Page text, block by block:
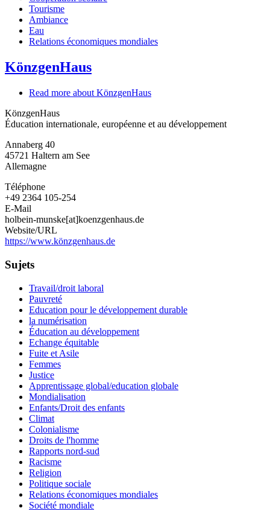
Tourisme
Ambiance
Eau
Relations économiques mondiales
KönzgenHaus
Read more about KönzgenHaus
KönzgenHaus
Éducation internationale, européenne et au développement
Annaberg 40
45721 Haltern am See
Allemagne
Téléphone
+49 2364 105-254
E-Mail
holbein-munske[at]koenzgenhaus.de
Website/URL
https://www.könzgenhaus.de
Sujets
Travail/droit laboral
Pauvreté
Education pour le développement durable
la numérisation
Éducation au développement
Echange équitable
Fuite et Asile
Femmes
Justice
Apprentissage global/education globale
Mondialisation
Enfants/Droit des enfants
Climat
Colonialisme
Droits de l'homme
Rapports nord-sud
Racisme
Religion
Politique sociale
Relations économiques mondiales
Société mondiale